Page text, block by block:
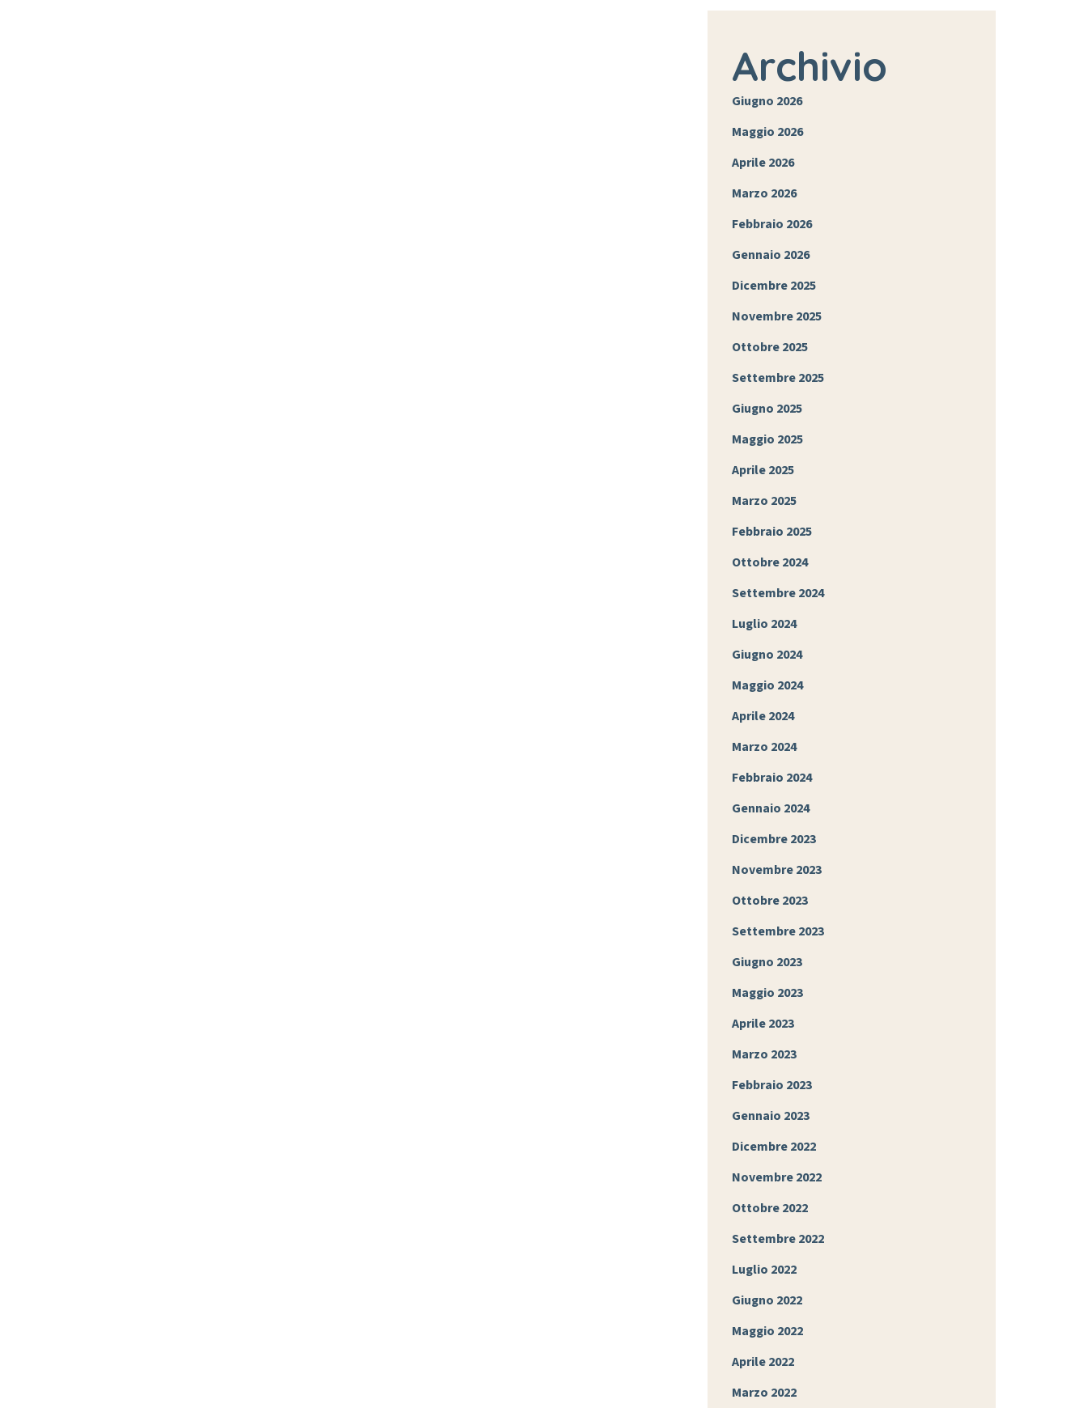
Archivio
Giugno 2026
Maggio 2026
Aprile 2026
Marzo 2026
Febbraio 2026
Gennaio 2026
Dicembre 2025
Novembre 2025
Ottobre 2025
Settembre 2025
Giugno 2025
Maggio 2025
Aprile 2025
Marzo 2025
Febbraio 2025
Ottobre 2024
Settembre 2024
Luglio 2024
Giugno 2024
Maggio 2024
Aprile 2024
Marzo 2024
Febbraio 2024
Gennaio 2024
Dicembre 2023
Novembre 2023
Ottobre 2023
Settembre 2023
Giugno 2023
Maggio 2023
Aprile 2023
Marzo 2023
Febbraio 2023
Gennaio 2023
Dicembre 2022
Novembre 2022
Ottobre 2022
Settembre 2022
Luglio 2022
Giugno 2022
Maggio 2022
Aprile 2022
Marzo 2022